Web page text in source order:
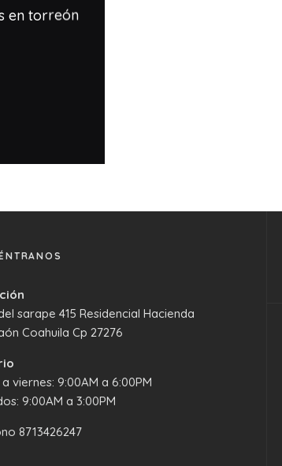
en torreón
sarape 415 Residencial Hacienda
Coahuila Cp 27276
viernes: 9:00AM a 6:00PM
9:00AM a 3:00PM
8713426247